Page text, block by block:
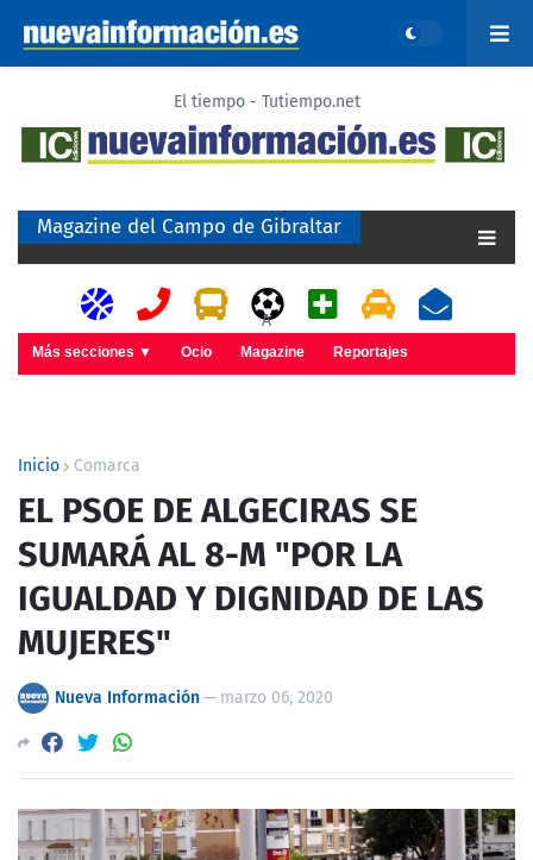
El tiempo - Tutiempo.net
Magazine del Campo de Gibraltar
A
Más secciones ▼ Ocio Magazine Reportajes
Inicio Comarca
EL PSOE DE ALGECIRAS SE
SUMARÁ AL 8-M "POR LA
IGUALDAD Y DIGNIDAD DE LAS
MUJERES"
Nueva Información— marzo 06, 2020